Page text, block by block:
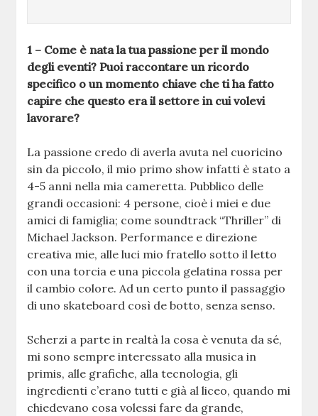
1 – Come è nata la tua passione per il mondo
degli eventi? Puoi raccontare un ricordo
specifico o un momento chiave che ti ha fatto
capire che questo era il settore in cui volevi
lavorare?
La passione credo di averla avuta nel cuoricino
sin da piccolo, il mio primo show infatti è stato a
4-5 anni nella mia cameretta. Pubblico delle
grandi occasioni: 4 persone, cioè i miei e due
amici di famiglia; come soundtrack “Thriller” di
Michael Jackson. Performance e direzione
creativa mie, alle luci mio fratello sotto il letto
con una torcia e una piccola gelatina rossa per
il cambio colore. Ad un certo punto il passaggio
di uno skateboard così de botto, senza senso.
Scherzi a parte in realtà la cosa è venuta da sé,
mi sono sempre interessato alla musica in
primis, alle grafiche, alla tecnologia, gli
ingredienti c’erano tutti e già al liceo, quando mi
chiedevano cosa volessi fare da grande,